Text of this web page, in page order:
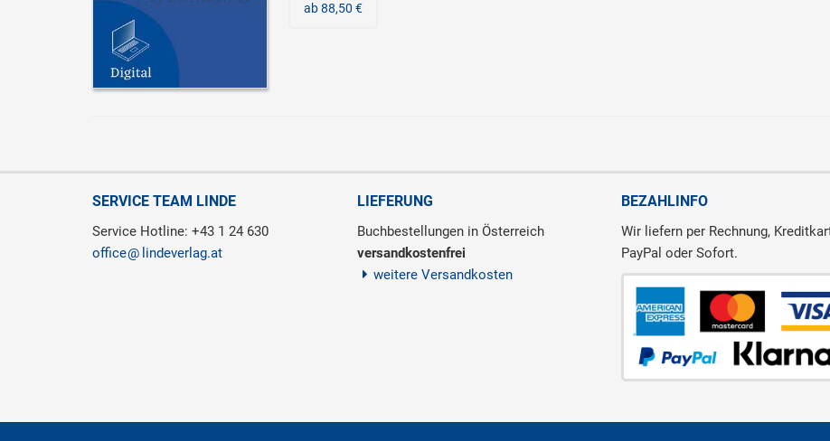
ab 88,50 €
SERVICE TEAM LINDE
Service Hotline: +43 1 24 630
office
lindeverlag.at
LIEFERUNG
Buchbestellungen in Österreich
versandkostenfrei
weitere Versandkosten
BEZAHLINFO
Wir liefern per Rechnung,
PayPal oder Sofort.